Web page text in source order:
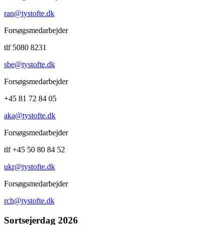
ran@tystofte.dk
Forsøgsmedarbejder
tlf 5080 8231
sbe@tystofte.dk
Forsøgsmedarbejder
+45 81 72 84 05
aka@tystofte.dk
Forsøgsmedarbejder
tlf +45 50 80 84 52
ukr@tystofte.dk
Forsøgsmedarbejder
rch@tystofte.dk
Sortsejerdag 2026